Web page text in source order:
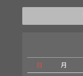
日 月